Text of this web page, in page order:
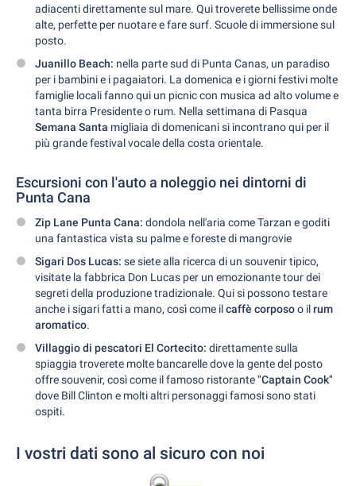
adiacenti direttamente sul mare. Qui troverete bellissime onde
alte, perfette per nuotare e fare surf. Scuole di immersione sul
posto.
Juanillo Beach: nella parte sud di Punta Canas, un paradiso
per i bambini e i pagaiatori. La domenica e i giorni festivi molte
famiglie locali fanno qui un picnic con musica ad alto volume e
tanta birra Presidente o rum. Nella settimana di Pasqua
Semana Santa migliaia di domenicani si incontrano qui per il
più grande festival vocale della costa orientale.
Escursioni con l'auto a noleggio nei dintorni di
Punta Cana
Zip Lane Punta Cana: dondola nell'aria come Tarzan e goditi
una fantastica vista su palme e foreste di mangrovie
Sigari Dos Lucas: se siete alla ricerca di un souvenir tipico,
visitate la fabbrica Don Lucas per un emozionante tour dei
segreti della produzione tradizionale. Qui si possono testare
anche i sigari fatti a mano, così come ilcaffè corposoo ilrum
aromatico.
Villaggio di pescatori El Cortecito: direttamente sulla
spiaggia troverete molte bancarelle dove la gente del posto
offre souvenir, così come il famoso ristorante"Captain Cook"
dove Bill Clinton e molti altri personaggi famosi sono stati
ospiti.
I vostri dati sono al sicuro con noi